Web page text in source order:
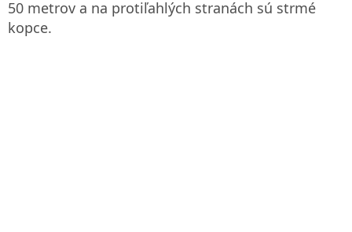
50 metrov a na protiľahlých stranách sú strmé
kopce.